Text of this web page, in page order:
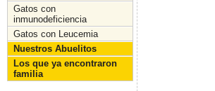
Gatos con
inmunodeficiencia
Gatos con Leucemia
Nuestros Abuelitos
Los que ya encontraron
familia